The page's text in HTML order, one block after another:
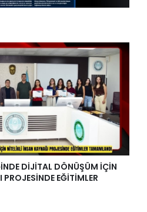
DİJİTAL DÖNÜŞÜM İÇİN
EĞİTİMLER